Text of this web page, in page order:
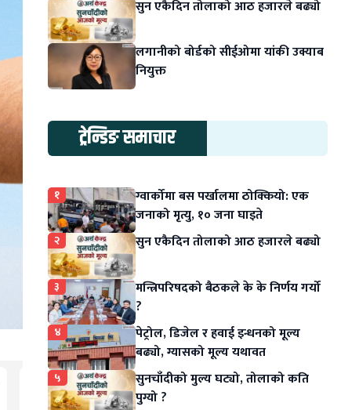
सुन एकैदिन तोलाको आठ हजारले बढ्यो
लगानीको बोर्डको सीईओमा यांकी उक्याब
नियुक्त
ट्रेन्डिङ समाचार
१
ग्वार्कोमा बस पर्खालमा ठोक्कियो: एक
जनाको मृत्यु, १० जना घाइते
२ सुन एकैदिन तोलाको आठ हजारले बढ्यो
३
मन्त्रिपरिषदको बैठकले के के निर्णय गर्यो
?
४
पेट्रोल, डिजेल र हवाई इन्धनको मूल्य
बढ्यो, ग्यासको मूल्य यथावत
५
सुनचाँदीको मुल्य घट्यो, तोलाको कति
पुग्यो ?